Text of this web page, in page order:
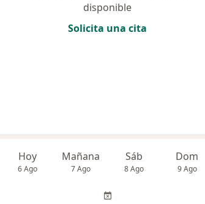
disponible
Solicita una cita
Hoy
6 Ago
Mañana
7 Ago
Sáb
8 Ago
Dom
9 Ago